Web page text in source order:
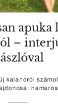
apuka
–
kalandról